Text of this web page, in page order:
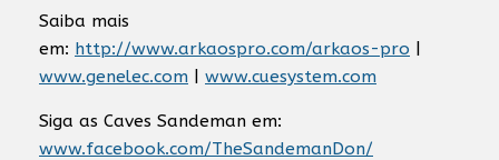
Saiba mais
em: http://www.arkaospro.com/arkaos-pro
www.genelec.com
www.cuesystem.com
Siga as Caves Sandeman em:
www.facebook.com/TheSandemanDon/